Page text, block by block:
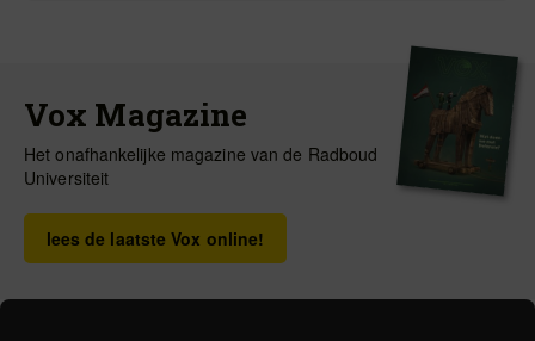
Vox Magazine
Het onafhankelijke magazine van de Radboud
Universiteit
lees de laatste Vox online!